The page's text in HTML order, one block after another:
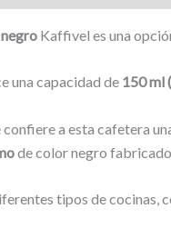
Kaffivel es una
una capacidad de 150 ml
confiere a esta cafetera
de color negro
tipos de cocinas,